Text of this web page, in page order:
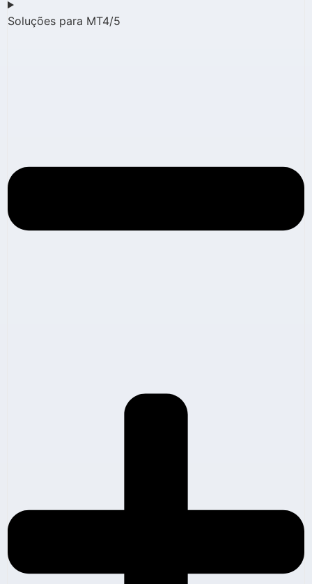
Soluções para MT4/5